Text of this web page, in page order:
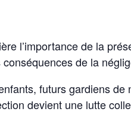
l’importance de la
de la
futurs gardiens
devient une lutte